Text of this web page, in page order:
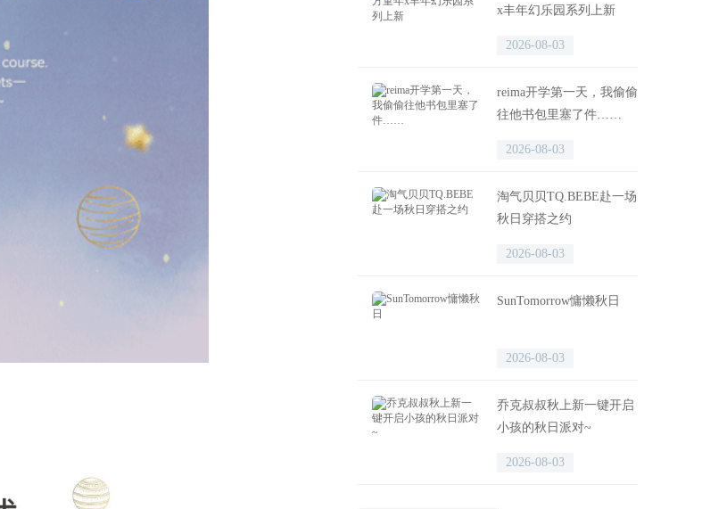
x丰年幻乐园系列上新
2026-08-03
reima开学第一天，我偷偷
往他书包里塞了件……
2026-08-03
淘气贝贝TQ.BEBE赴一场
秋日穿搭之约
2026-08-03
SunTomorrow慵懒秋日
2026-08-03
乔克叔叔秋上新一键开启
小孩的秋日派对~
2026-08-03